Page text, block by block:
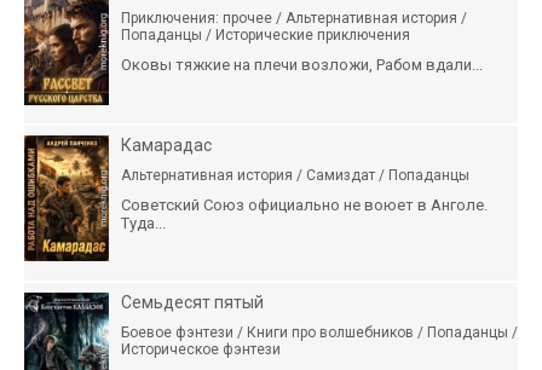
Приключения: прочее / Альтернативная история /
Попаданцы / Исторические приключения
Оковы тяжкие на плечи возложи, Рабом вдали...
Камарадас
Альтернативная история / Самиздат / Попаданцы
Советский Союз официально не воюет в Анголе.
Туда...
Семьдесят пятый
Боевое фэнтези / Книги про волшебников / Попаданцы /
Историческое фэнтези